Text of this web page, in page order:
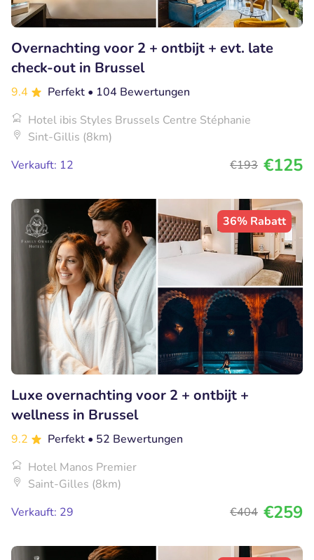
Overnachting voor 2 + ontbijt + evt. late
check-out in Brussel
9.4 Perfekt • 104 Bewertungen
Hotel ibis Styles Brussels Centre Stéphanie
Sint-Gillis (8km)
Verkauft: 12
€193 €125
36% Rabatt
Luxe overnachting voor 2 + ontbijt +
wellness in Brussel
9.2 Perfekt • 52 Bewertungen
Hotel Manos Premier
Saint-Gilles (8km)
Verkauft: 29
€404 €259